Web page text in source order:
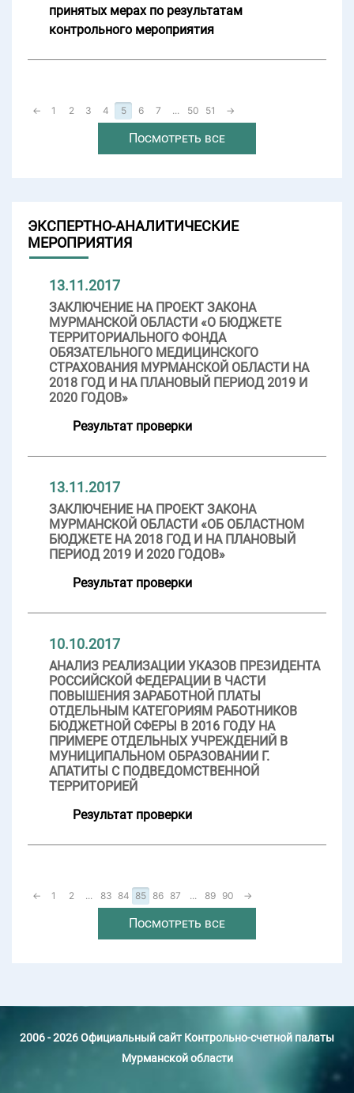
принятых мерах по результатам
контрольного мероприятия
← 1 2 3 4 5 6 7 ... 50 51 →
Посмотреть все
ЭКСПЕРТНО-АНАЛИТИЧЕСКИЕ
МЕРОПРИЯТИЯ
13.11.2017
ЗАКЛЮЧЕНИЕ НА ПРОЕКТ ЗАКОНА
МУРМАНСКОЙ ОБЛАСТИ «О БЮДЖЕТЕ
ТЕРРИТОРИАЛЬНОГО ФОНДА
ОБЯЗАТЕЛЬНОГО МЕДИЦИНСКОГО
СТРАХОВАНИЯ МУРМАНСКОЙ ОБЛАСТИ НА
2018 ГОД И НА ПЛАНОВЫЙ ПЕРИОД 2019 И
2020 ГОДОВ»
Результат проверки
13.11.2017
ЗАКЛЮЧЕНИЕ НА ПРОЕКТ ЗАКОНА
МУРМАНСКОЙ ОБЛАСТИ «ОБ ОБЛАСТНОМ
БЮДЖЕТЕ НА 2018 ГОД И НА ПЛАНОВЫЙ
ПЕРИОД 2019 И 2020 ГОДОВ»
Результат проверки
10.10.2017
АНАЛИЗ РЕАЛИЗАЦИИ УКАЗОВ ПРЕЗИДЕНТА
РОССИЙСКОЙ ФЕДЕРАЦИИ В ЧАСТИ
ПОВЫШЕНИЯ ЗАРАБОТНОЙ ПЛАТЫ
ОТДЕЛЬНЫМ КАТЕГОРИЯМ РАБОТНИКОВ
БЮДЖЕТНОЙ СФЕРЫ В 2016 ГОДУ НА
ПРИМЕРЕ ОТДЕЛЬНЫХ УЧРЕЖДЕНИЙ В
МУНИЦИПАЛЬНОМ ОБРАЗОВАНИИ Г.
АПАТИТЫ С ПОДВЕДОМСТВЕННОЙ
ТЕРРИТОРИЕЙ
Результат проверки
← 1 2 ... 83 84 85 86 87 ... 89 90 →
Посмотреть все
2006 - 2026 Официальный сайт Контрольно-счетной палаты
Мурманской области